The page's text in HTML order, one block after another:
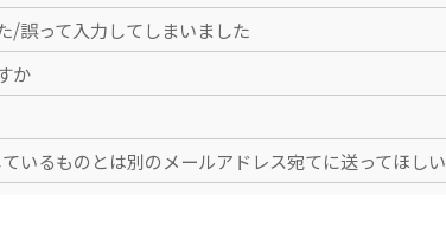
/誤って入力してしまいました
か
いるものとは別のメールアドレス宛てに送ってほしい